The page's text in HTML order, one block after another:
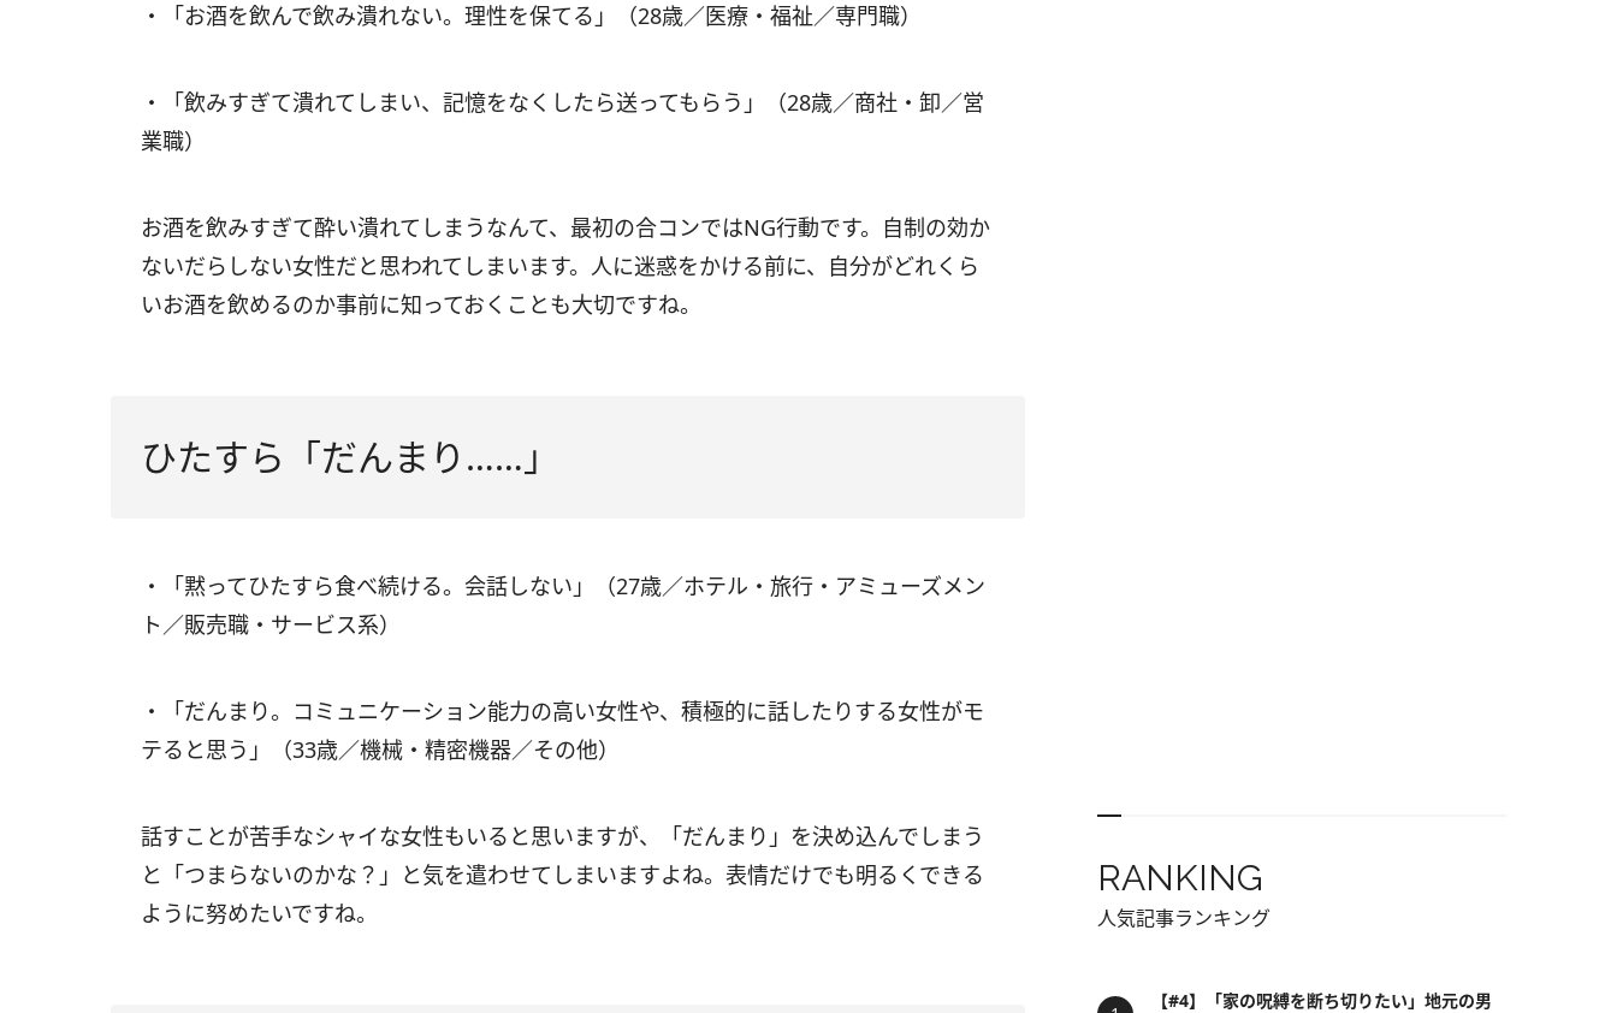
・「お酒を飲んで飲み潰れない。理性を保てる」（28歳／医療・福祉／専門職）
・「飲みすぎて潰れてしまい、記憶をなくしたら送ってもらう」（28歳／商社・卸／営
業職）
お酒を飲みすぎて酔い潰れてしまうなんて、最初の合コンではNG行動です。自制の効か
ないだらしない女性だと思われてしまいます。人に迷惑をかける前に、自分がどれくら
いお酒を飲めるのか事前に知っておくことも大切ですね。
ひたすら「だんまり……」
・「黙ってひたすら食べ続ける。会話しない」（27歳／ホテル・旅行・アミューズメン
ト／販売職・サービス系）
・「だんまり。コミュニケーション能力の高い女性や、積極的に話したりする女性がモ
テると思う」（33歳／機械・精密機器／その他）
話すことが苦手なシャイな女性もいると思いますが、「だんまり」を決め込んでしまう
と「つまらないのかな？」と気を遣わせてしまいますよね。表情だけでも明るくできる
ように努めたいですね。
RANKING
人気記事ランキング
【#4】「家の呪縛を断ち切りたい」地元の男